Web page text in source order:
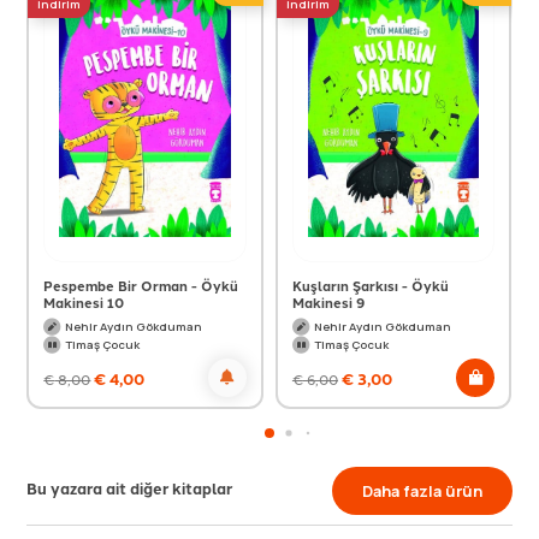
indirim
Pespembe Bir Orman - Öykü
Makinesi 10
Nehir Aydın Gökduman
Timaş Çocuk
€8,00€4,00
indirim
Kuşların Şarkısı - Öykü
Makinesi 9
Nehir Aydın Gökduman
Timaş Çocuk
€6,00€3,00
Bu yazara ait diğer kitaplar Daha fazla ürün